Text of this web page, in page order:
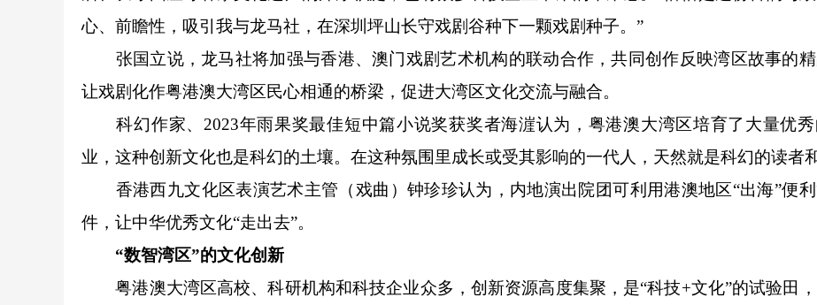
心、前瞻性，吸引我与龙马社，在深圳坪山长守戏剧谷种下一颗戏剧种子。”
张国立说，龙马社将加强与香港、澳门戏剧艺术机构的联动合作，共同创作反映湾区故事的精
让戏剧化作粤港澳大湾区民心相通的桥梁，促进大湾区文化交流与融合。
科幻作家、2023年雨果奖最佳短中篇小说奖获奖者海漄认为，粤港澳大湾区培育了大量优秀
业，这种创新文化也是科幻的土壤。在这种氛围里成长或受其影响的一代人，天然就是科幻的读者和
香港西九文化区表演艺术主管（戏曲）钟珍珍认为，内地演出院团可利用港澳地区“出海”便
件，让中华优秀文化“走出去”。
“数智湾区”的文化创新
粤港澳大湾区高校、科研机构和科技企业众多，创新资源高度集聚，是“科技+文化”的试验田